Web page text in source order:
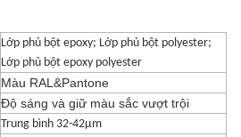
Lớp phủ bột epoxy; Lớp phủ bột polyester;
Lớp phủ bột epoxy polyester
Màu RAL&Pantone
Độ sáng và giữ màu sắc vượt trội
Trung bình 32-42μm